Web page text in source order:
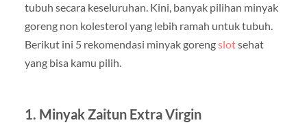
tubuh secara keseluruhan. Kini, banyak pilihan minyak
goreng non kolesterol yang lebih ramah untuk tubuh.
Berikut ini 5 rekomendasi minyak gorengslotsehat
yang bisa kamu pilih.
1. Minyak Zaitun Extra Virgin